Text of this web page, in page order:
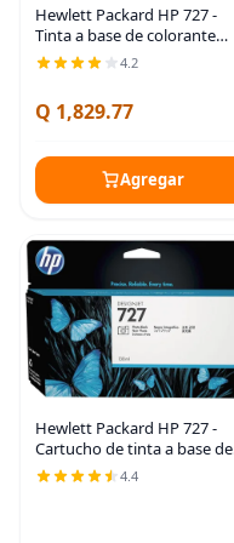
Hewlett Packard HP 727 -
Tinta a base de colorante
Cian - Original - Cartucho de
tinta
4.2
Q 1,829.77
Agregar
Hewlett Packard HP 727 -
Cartucho de tinta a base de
tinte negro fotográfico
original
4.4